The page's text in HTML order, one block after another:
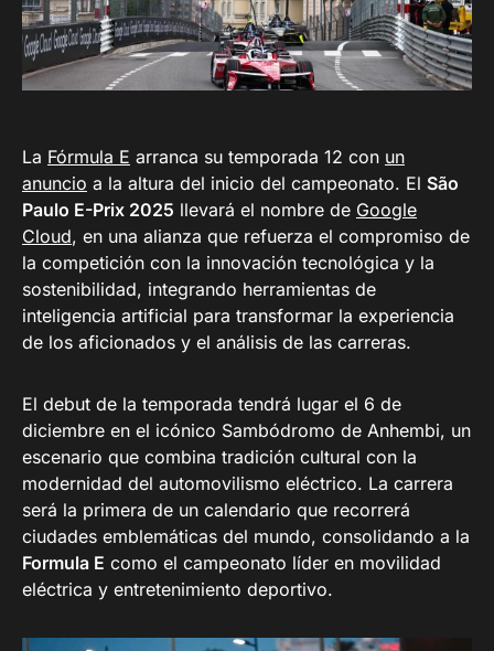
La Fórmula E arranca su temporada 12 con un
anuncio a la altura del inicio del campeonato. El São
Paulo E-Prix 2025 llevará el nombre de Google
Cloud, en una alianza que refuerza el compromiso de
la competición con la innovación tecnológica y la
sostenibilidad, integrando herramientas de
inteligencia artificial para transformar la experiencia
de los aficionados y el análisis de las carreras.
El debut de la temporada tendrá lugar el 6 de
diciembre en el icónico Sambódromo de Anhembi, un
escenario que combina tradición cultural con la
modernidad del automovilismo eléctrico. La carrera
será la primera de un calendario que recorrerá
ciudades emblemáticas del mundo, consolidando a la
Formula E como el campeonato líder en movilidad
eléctrica y entretenimiento deportivo.